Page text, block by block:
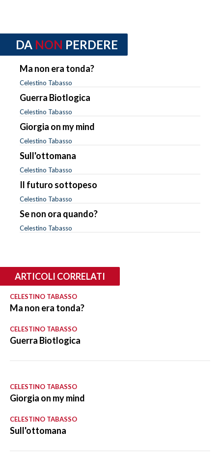
DA NON PERDERE
Ma non era tonda?
Celestino Tabasso
Guerra Biotlogica
Celestino Tabasso
Giorgia on my mind
Celestino Tabasso
Sull'ottomana
Celestino Tabasso
Il futuro sottopeso
Celestino Tabasso
Se non ora quando?
Celestino Tabasso
ARTICOLI CORRELATI
CELESTINO TABASSO
Ma non era tonda?
CELESTINO TABASSO
Guerra Biotlogica
CELESTINO TABASSO
Giorgia on my mind
CELESTINO TABASSO
Sull'ottomana